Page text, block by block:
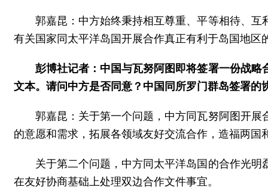
郭嘉昆：中方始终秉持相互尊重、平等相待、
有关国家同太平洋岛国开展合作真正有利于岛国地
彭博社记者：中国与瓦努阿图即将签署一份战
文本。请问中方是否同意？中国同所罗门群岛签署的
郭嘉昆：关于第一个问题，中方同瓦努阿图开
的意愿和需求，拓展各领域友好交流合作，造福两国
关于第二个问题，中方同太平洋岛国的合作光
在友好协商基础上处理双边合作文件事宜。